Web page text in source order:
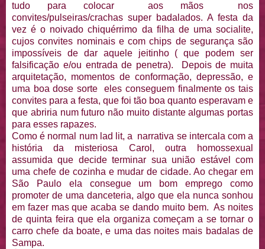
tudo para colocar aos mãos nos
convites/pulseiras/crachas super badalados. A festa da
vez é o noivado chiquérrimo da filha de uma socialite,
cujos convites nominais e com chips de segurança são
impossíveis de dar aquele jeitinho ( que podem ser
falsificação e/ou entrada de penetra). Depois de muita
arquitetação, momentos de conformação, depressão, e
uma boa dose sorte eles conseguem finalmente os tais
convites para a festa, que foi tão boa quanto esperavam e
que abriria num futuro não muito distante algumas portas
para esses rapazes.
Como é normal num lad lit, a narrativa se intercala com a
história da misteriosa Carol, outra homossexual
assumida que decide terminar sua união estável com
uma chefe de cozinha e mudar de cidade. Ao chegar em
São Paulo ela consegue um bom emprego como
promoter de uma danceteria, algo que ela nunca sonhou
em fazer mas que acaba se dando muito bem. As noites
de quinta feira que ela organiza começam a se tornar o
carro chefe da boate, e uma das noites mais badalas de
Sampa.